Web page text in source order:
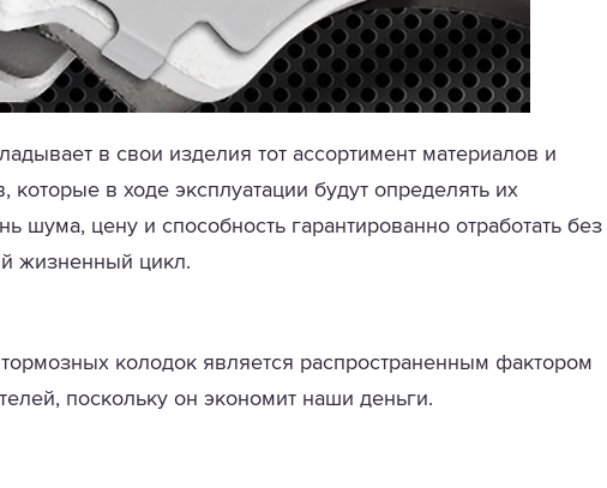
в свои изделия тот ассортимент материалов и
которые в ходе эксплуатации будут определять их
шума, цену и способность гарантированно отработать без
жизненный цикл.
колодок является распространенным фактором
поскольку он экономит наши деньги.